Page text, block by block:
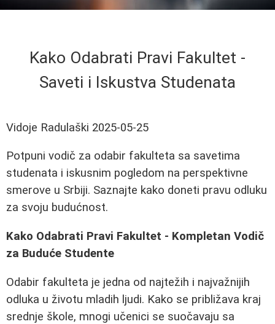
Kako Odabrati Pravi Fakultet -
Saveti i Iskustva Studenata
Vidoje Radulaški 2025-05-25
Potpuni vodič za odabir fakulteta sa savetima
studenata i iskusnim pogledom na perspektivne
smerove u Srbiji. Saznajte kako doneti pravu odluku
za svoju budućnost.
Kako Odabrati Pravi Fakultet - Kompletan Vodič
za Buduće Studente
Odabir fakulteta je jedna od najtežih i najvažnijih
odluka u životu mladih ljudi. Kako se približava kraj
srednje škole, mnogi učenici se suočavaju sa